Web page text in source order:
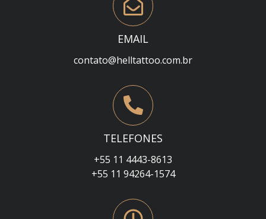
EMAIL
contato@helltattoo.com.br
TELEFONES
+55 11 4443-8613
+55 11 94264-1574